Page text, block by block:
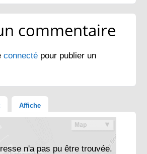
commentaire
connecté pour publier un
Affiche
n'a pas pu être trouvée.